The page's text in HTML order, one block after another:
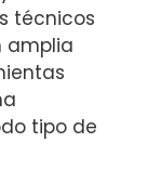
técnicos
amplia
tipo de